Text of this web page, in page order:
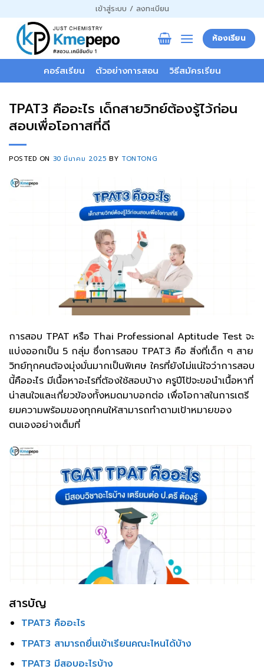
ไป
เนื้อหา
เข้าสู่ระบบ / ลงทะเบียน
ห้องเรียน
คอร์สเรียน ตัวอย่างการสอน วิธีสมัครเรียน
TPAT3 คืออะไร เด็กสายวิทย์ต้องรู้ไว้ก่อน
สอบเพื่อโอกาสที่ดี
POSTED ON 30 มีนาคม 2025 BY TONTONG
การสอบ TPAT หรือ Thai Professional Aptitude Test จะ
แบ่งออกเป็น 5 กลุ่ม ซึ่งการสอบ TPAT3 คือ สิ่งที่เด็ก ๆ สาย
วิทย์ทุกคนต้องมุ่งมั่นมากเป็นพิเศษ ใครที่ยังไม่แน่ใจว่าการสอบ
นี้คืออะไร มีเนื้อหาอะไรที่ต้องใช้สอบบ้าง ครูปีโป้จะขอนำเนื้อหาที่
น่าสนใจและเกี่ยวข้องทั้งหมดมาบอกต่อ เพื่อโอกาสในการเตรี
ยมความพร้อมของทุกคนให้สามารถทำตามเป้าหมายของ
ตนเองอย่างเต็มที่
สารบัญ
TPAT3 คืออะไร
TPAT3 สามารถยื่นเข้าเรียนคณะไหนได้บ้าง
TPAT3 มีสอบอะไรบ้าง